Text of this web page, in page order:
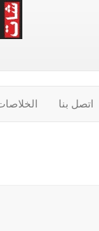
اتصل بنا